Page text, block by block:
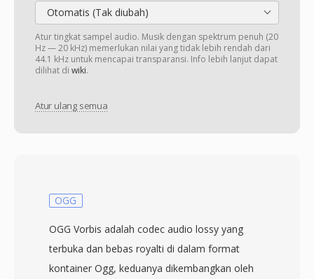
Otomatis (Tak diubah)
Atur tingkat sampel audio. Musik dengan spektrum penuh (20
Hz — 20 kHz) memerlukan nilai yang tidak lebih rendah dari
44.1 kHz untuk mencapai transparansi. Info lebih lanjut dapat
dilihat di wiki.
Atur ulang semua
OGG
OGG Vorbis adalah codec audio lossy yang
terbuka dan bebas royalti di dalam format
kontainer Ogg, keduanya dikembangkan oleh